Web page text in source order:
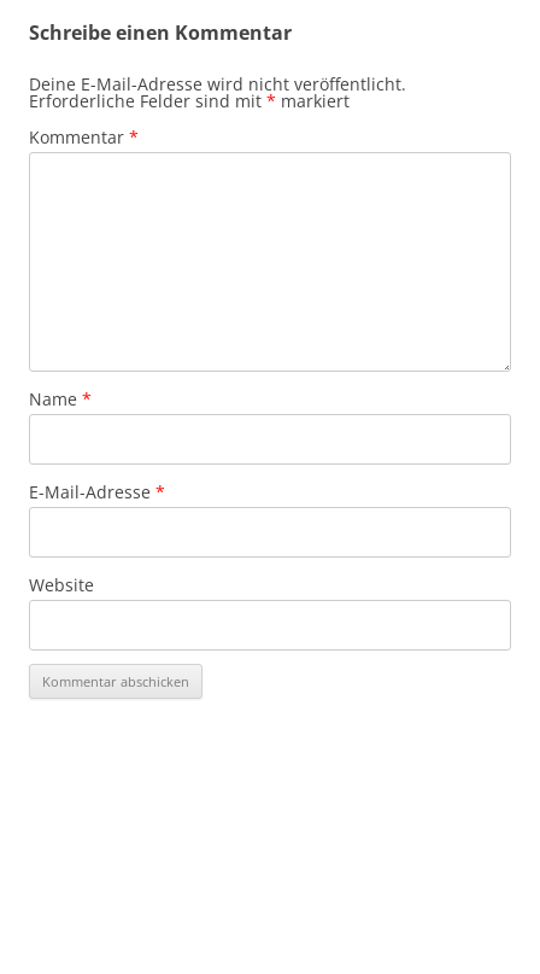
Schreibe einen Kommentar
Deine E-Mail-Adresse wird nicht veröffentlicht.
Erforderliche Felder sind mit * markiert
Kommentar *
Name *
E-Mail-Adresse *
Website